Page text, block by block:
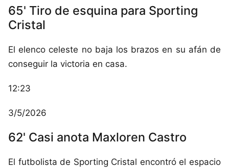
65' Tiro de esquina para Sporting
Cristal
El elenco celeste no baja los brazos en su afán de
conseguir la victoria en casa.
12:23
3/5/2026
62' Casi anota Maxloren Castro
El futbolista de Sporting Cristal encontró el espacio